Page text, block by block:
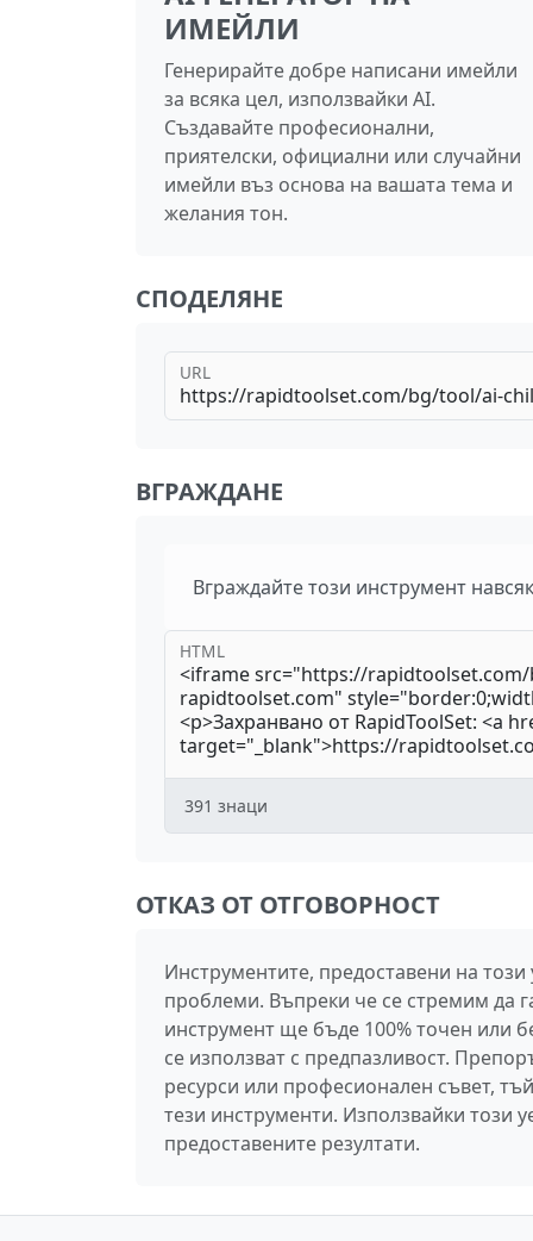
ИМЕЙЛИ
Генерирайте добре написани имейли
за всяка цел, използвайки AI.
Създавайте професионални,
приятелски, официални или случайни
имейли въз основа на вашата тема и
желания тон.
СПОДЕЛЯНЕ
URL
ВГРАЖДАНЕ
Вграждайте този инструмент
HTML
391 знаци
ОТКАЗ ОТ ОТГОВОРНОСТ
Инструментите, предоставени на
проблеми. Въпреки че се стремим да
инструмент ще бъде 100% точен или
се използват с предпазливост.
ресурси или професионален съвет,
тези инструменти. Използвайки този
предоставените резултати.